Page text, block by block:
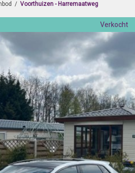
/ Voorthuizen - Harremaatweg
Verkocht